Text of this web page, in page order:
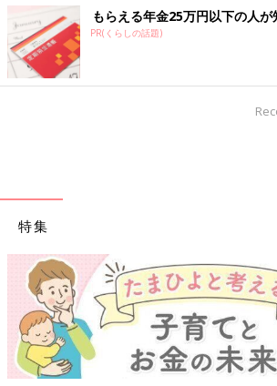
妊娠中に夫が無職
に…山あり谷ありの
夫婦生活。妊娠、出
産を経て、夫につい
て思うこと
一覧
もらえる年金25万円以下の人が
PR(くらしの話題)
特集